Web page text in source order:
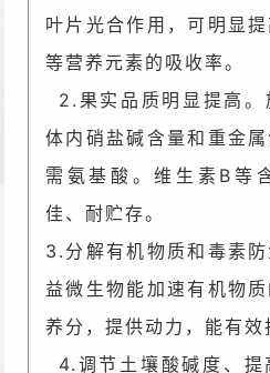
叶片光合作用，可明显
等营养元素的吸收率。
2.果实品质明显提高。
体内硝盐碱含量和重金
需氨基酸。维生素B等
佳、耐贮存。
3.分解有机物质和毒素
益微生物能加速有机物
养分，提供动力，能有效
4.调节土壤酸碱度、提